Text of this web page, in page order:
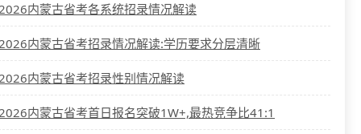
内蒙古省考各系统招录情况解读
内蒙古省考招录情况解读:学历要求分层清晰
内蒙古省考招录性别情况解读
内蒙古省考首日报名突破1W+,最热竞争比41:1